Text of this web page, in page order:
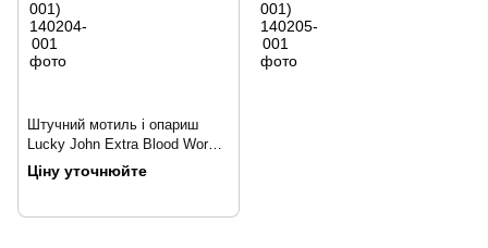
Штучний мотиль і опариш
Lucky John Extra Blood Worm
MIX2
Ціну уточнюйте